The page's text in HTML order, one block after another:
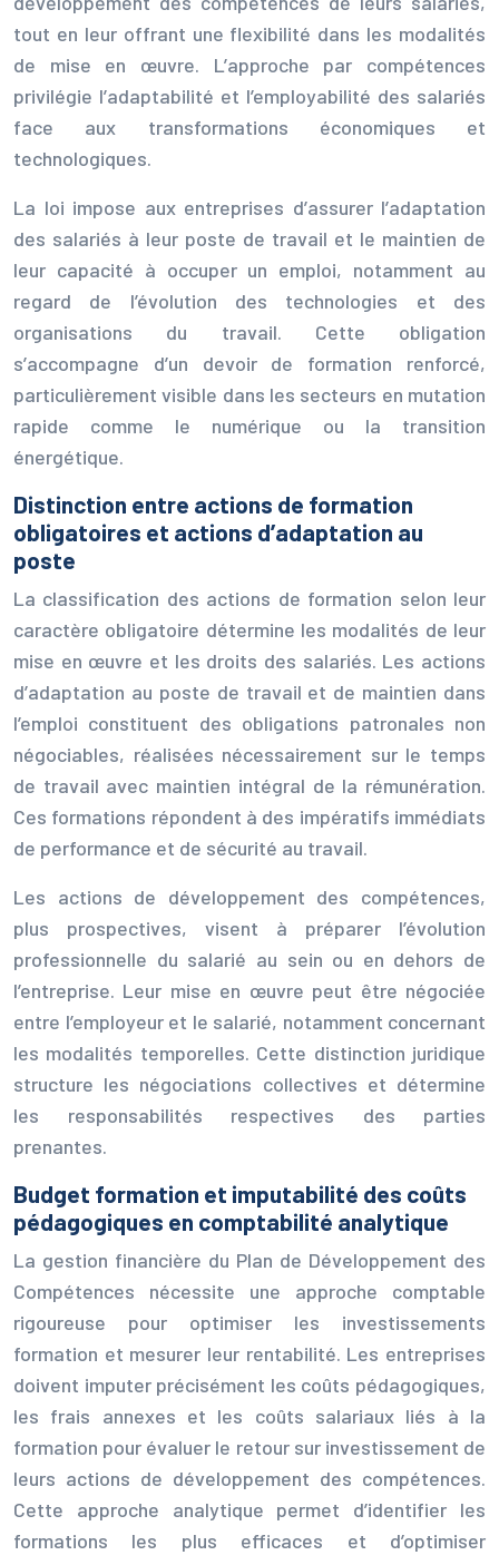
tout en leur offrant une flexibilité dans les modalités
de mise en œuvre. L’approche par compétences
privilégie l’adaptabilité et l’employabilité des salariés
face aux transformations économiques et
technologiques.
La loi impose aux entreprises d’assurer l’adaptation
des salariés à leur poste de travail et le maintien de
leur capacité à occuper un emploi, notamment au
regard de l’évolution des technologies et des
organisations du travail. Cette obligation
s’accompagne d’un devoir de formation renforcé,
particulièrement visible dans les secteurs en mutation
rapide comme le numérique ou la transition
énergétique.
Distinction entre actions de formation
obligatoires et actions d’adaptation au
poste
La classification des actions de formation selon leur
caractère obligatoire détermine les modalités de leur
mise en œuvre et les droits des salariés. Les actions
d’adaptation au poste de travail et de maintien dans
l’emploi constituent des obligations patronales non
négociables, réalisées nécessairement sur le temps
de travail avec maintien intégral de la rémunération.
Ces formations répondent à des impératifs immédiats
de performance et de sécurité au travail.
Les actions de développement des compétences,
plus prospectives, visent à préparer l’évolution
professionnelle du salarié au sein ou en dehors de
l’entreprise. Leur mise en œuvre peut être négociée
entre l’employeur et le salarié, notamment concernant
les modalités temporelles. Cette distinction juridique
structure les négociations collectives et détermine
les responsabilités respectives des parties
prenantes.
Budget formation et imputabilité des coûts
pédagogiques en comptabilité analytique
La gestion financière du Plan de Développement des
Compétences nécessite une approche comptable
rigoureuse pour optimiser les investissements
formation et mesurer leur rentabilité. Les entreprises
doivent imputer précisément les coûts pédagogiques,
les frais annexes et les coûts salariaux liés à la
formation pour évaluer le retour sur investissement de
leurs actions de développement des compétences.
Cette approche analytique permet d’identifier les
formations les plus efficaces et d’optimiser